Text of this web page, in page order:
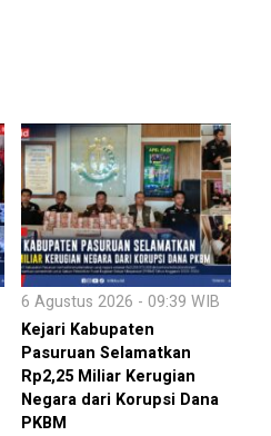
6 Agustus 2026 - 09:39 WIB
Kejari Kabupaten
Pasuruan Selamatkan
Rp2,25 Miliar Kerugian
Negara dari Korupsi Dana
PKBM